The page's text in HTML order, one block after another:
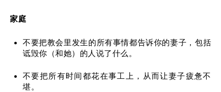
家庭
不要把教会里发生的所有事情都告诉你的妻子，包括
诋毁你（和她）的人说了什么。
不要把所有时间都花在事工上，从而让妻子疲惫不
堪。